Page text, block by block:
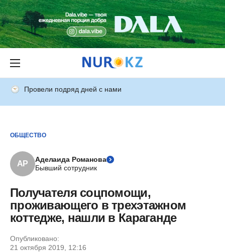
Провели подряд дней с нами
ОБЩЕСТВО
АР
Аделаида Романова
Бывший сотрудник
Получателя соцпомощи,
проживающего в трехэтажном
коттедже, нашли в Караганде
Опубликовано:
21 октября 2019, 12:16